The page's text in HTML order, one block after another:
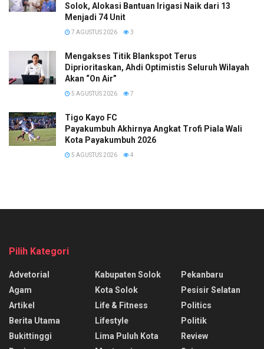
Solok, Alokasi Bantuan Irigasi Naik dari 13
Menjadi 74 Unit
7 AGUSTUS 2026 3
Mengakses Titik Blankspot Terus
Diprioritaskan, Ahdi Optimistis Seluruh Wilayah
Akan “On Air”
5 AGUSTUS 2026 7
Tigo Kayo FC
Payakumbuh Akhirnya Angkat Trofi Piala Wali
Kota Payakumbuh 2026
5 AGUSTUS 2026 4
Pilih Kategori
Advetorial
Agam
Artikel
Berita Utama
Bukittinggi
Kabupaten Solok
Kota Solok
Life & Fitness
Lifestyle
Lima Puluh Kota
Pekanbaru
Pesisir Selatan
Politics
Politik
Review